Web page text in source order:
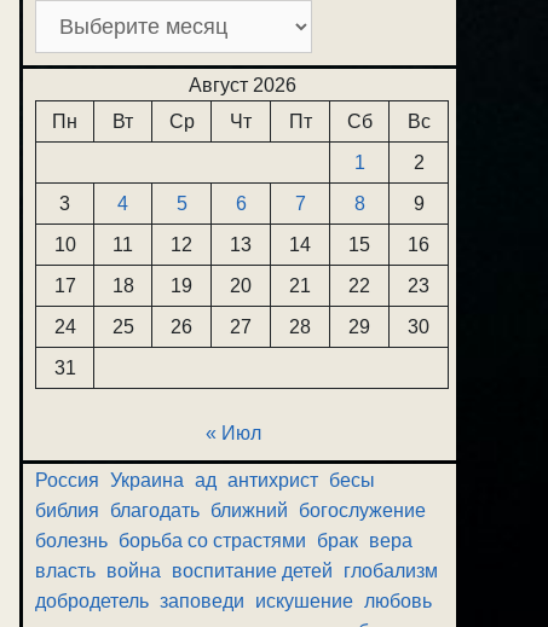
Август 2026
Пн
Вт Ср Чт Пт Сб
Вс
1
2
3
4 5 6 7 8
9
10
11 12 13 14 15
16
17
18 19 20 21 22
23
24
25 26 27 28 29
30
31
« Июл
Россия Украина ад антихрист бесы
библия
благодать ближний
богослужение
болезнь борьба со страстями брак вера
власть война воспитание детей
глобализм
добродетель заповеди искушение любовь